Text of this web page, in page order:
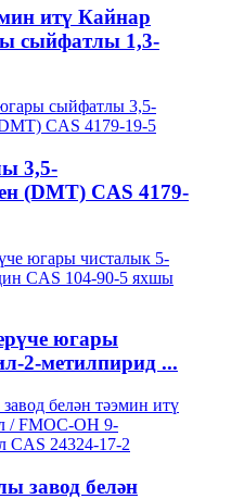
итү Кайнар
сыйфатлы 1,3-
3,5-
(DMT) CAS 4179-
югары
2-метилпирид ...
завод белән